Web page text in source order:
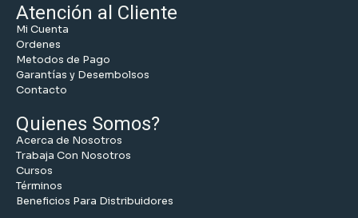
Atención al Cliente
Mi Cuenta
Ordenes
Metodos de Pago
Garantías y Desembolsos
Contacto
Quienes Somos?
Acerca de Nosotros
Trabaja Con Nosotros
Cursos
Términos
Beneficios Para Distribuidores